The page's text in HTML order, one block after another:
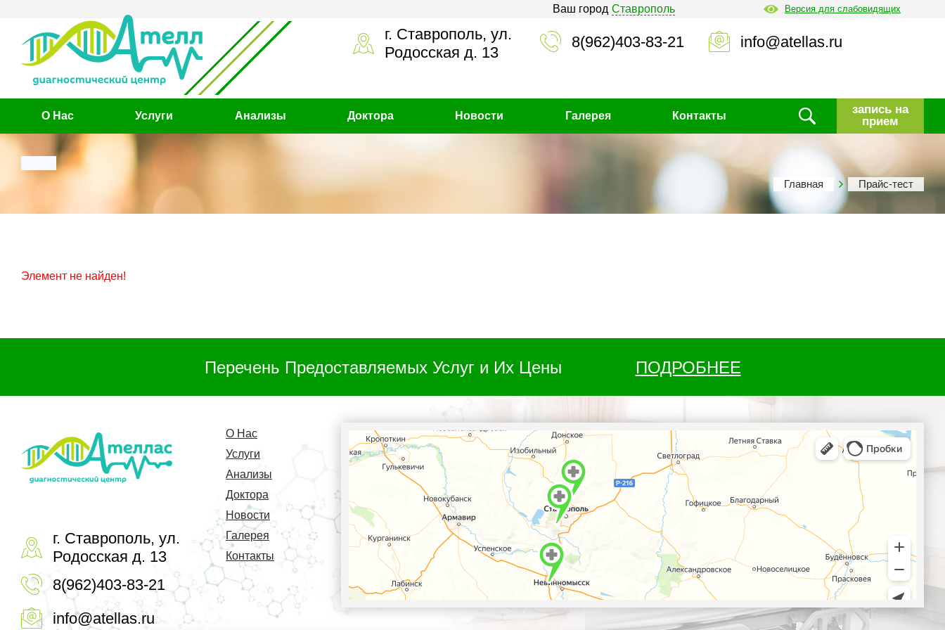
Ваш город Ставрополь Версия для слабовидящих
г. Ставрополь, ул.
Родосская д. 13
8(962)403-83-21 info@atellas.ru
О Нас Услуги Анализы Доктора Новости Галерея Контакты
запись на
прием
Главная Прайс-тест
Элемент не найден!
Перечень Предоставляемых Услуг и Их Цены ПОДРОБНЕЕ
г. Ставрополь, ул.
Родосская д. 13
8(962)403-83-21
info@atellas.ru
О Нас
Услуги
Анализы
Доктора
Новости
Галерея
Контакты